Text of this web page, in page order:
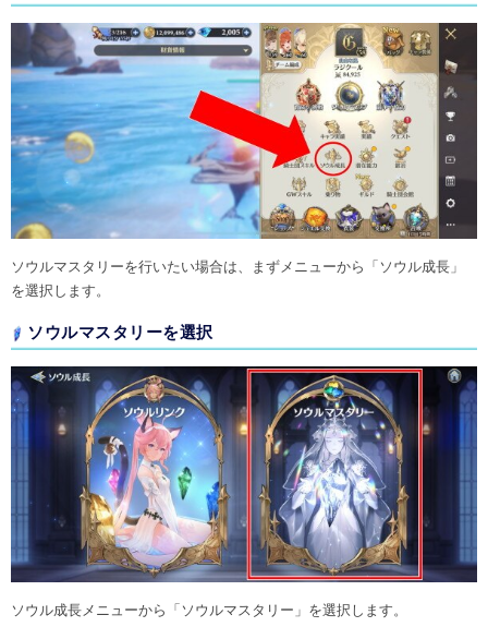
ソウルマスタリーを行いたい場合は、まずメニューから「ソウル成長」
を選択します。
ソウルマスタリーを選択
ソウル成長メニューから「ソウルマスタリー」を選択します。